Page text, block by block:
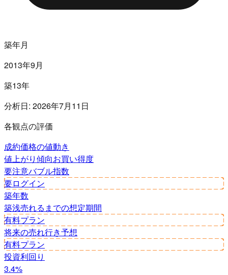
築年月
2013年9月
築13年
分析日: 2026年7月11日
各観点の評価
成約価格の値動き
値上がり傾向お買い得度
要注意バブル指数
要ログイン
築年数
築浅売れるまでの想定期間
有料プラン
将来の売れ行き予想
有料プラン
投資利回り
3.4%